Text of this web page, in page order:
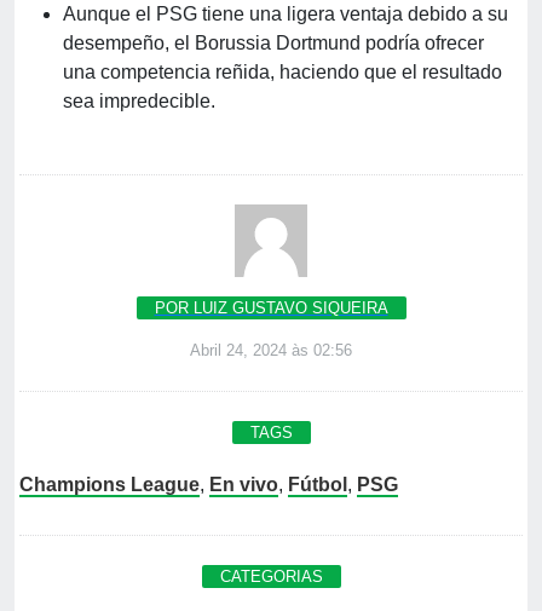
Aunque el PSG tiene una ligera ventaja debido a su
desempeño, el Borussia Dortmund podría ofrecer
una competencia reñida, haciendo que el resultado
sea impredecible.
POR LUIZ GUSTAVO SIQUEIRA
Abril 24, 2024 às 02:56
TAGS
Champions League, En vivo, Fútbol , PSG
CATEGORIAS